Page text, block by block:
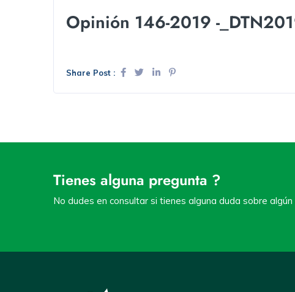
Opinión 146-2019 -
Share Post :
Tienes alguna pregunta ?
No dudes en consultar si tienes alguna duda sobre